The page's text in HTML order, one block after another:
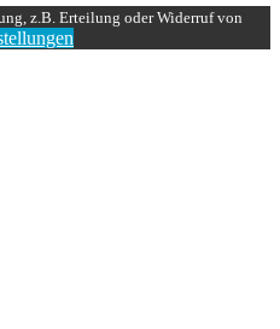
z.B. Erteilung oder Widerruf von